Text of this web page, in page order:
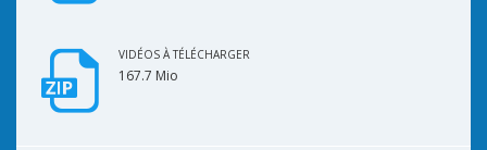
VIDÉOS À TÉLÉCHARGER
167.7 Mio